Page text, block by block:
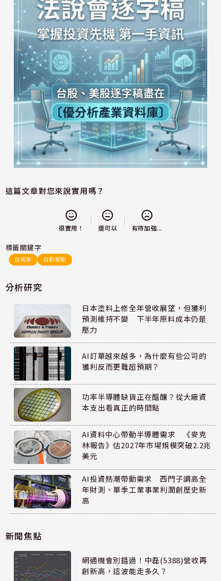
這篇文章對您來說實用嗎？
很實用！ 還可以 有待加強...
標籤關鍵字
自駕車 自動駕駛
分析研究
日本塗料上修全年營收展望，但獲利
預測維持不變 下半年原料成本仍是
壓力
AI訂單越來越多，為什麼有些公司的
獲利反而更難超預期？
功率半導體缺貨正在醞釀？從大廠資
本支出看真正的時間點
AI資料中心帶動半導體需求 《麥克
林報告》估2027年市場規模突破2.2兆
美元
AI投資熱潮帶動需求 西門子調高全
年財測、單季工業事業利潤創歷史新
高
新聞焦點
網通機會別錯過！中磊(5388)營收再
創新高，這波能走多久？